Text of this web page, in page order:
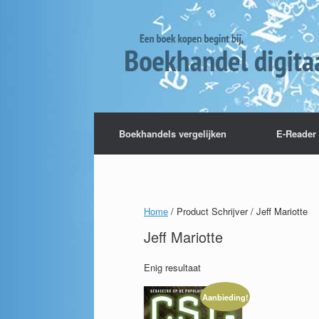
Boekhandels vergelijken E-
Home / Product Schrijver / Jeff Mariotte
Jeff Mariotte
Enig resultaat
Aanbieding!